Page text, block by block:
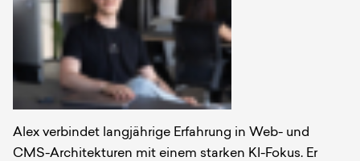
Alex verbindet langjährige Erfahrung in Web- und
CMS-Architekturen mit einem starken KI-Fokus. Er